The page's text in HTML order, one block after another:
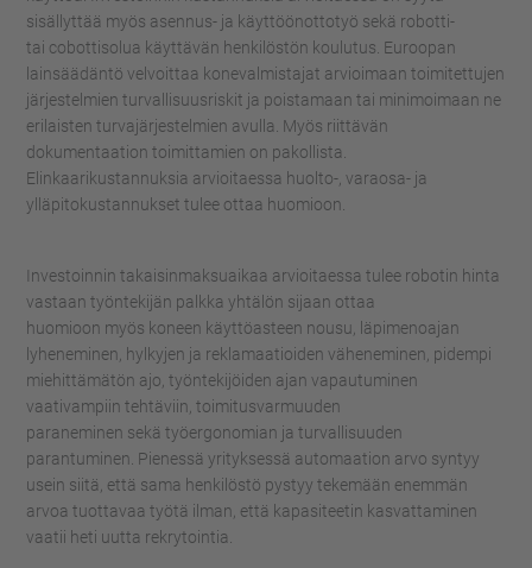
sisällyttää myös asennus- ja käyttöönottotyö sekä robotti-
tai cobottisolua käyttävän henkilöstön koulutus. Euroopan
lainsäädäntö velvoittaa konevalmistajat arvioimaan toimitettujen
järjestelmien turvallisuusriskit ja poistamaan tai minimoimaan ne
erilaisten turvajärjestelmien avulla. Myös riittävän
dokumentaation toimittamien on pakollista.
Elinkaarikustannuksia arvioitaessa huolto-, varaosa- ja
ylläpitokustannukset tulee ottaa huomioon.
Investoinnin takaisinmaksuaikaa arvioitaessa tulee robotin hinta
vastaan työntekijän palkka yhtälön sijaan ottaa
huomioon myös koneen käyttöasteen nousu, l äpimenoajan
lyheneminen, hylkyjen ja reklamaatioiden väheneminen, pidempi
miehittämätön ajo, työntekijöiden ajan vapautuminen
vaativampiin tehtäviin, toimitusvarmuuden
paraneminen sekä työergonomian ja turvallisuuden
parantuminen. Pienessä yrityksessä automaation arvo syntyy
usein siitä, että sama henkilöstö pystyy tekemään enemmän
arvoa tuottavaa työtä ilman, että kapasiteetin kasvattaminen
vaatii heti uutta rekrytointia.